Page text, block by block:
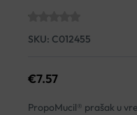
SKU: C012455
€7.57
PropoMucil® prašak u